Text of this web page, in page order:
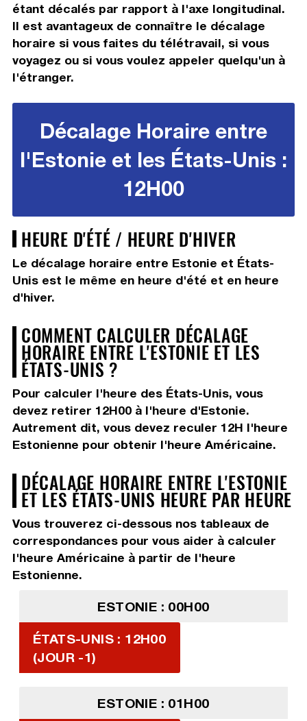
étant décalés par rapport à l'axe longitudinal.
Il est avantageux de connaître le décalage
horaire si vous faites du télétravail, si vous
voyagez ou si vous voulez appeler quelqu'un à
l'étranger.
Décalage Horaire entre
l'Estonie et les États-Unis :
12H00
HEURE D'ÉTÉ / HEURE D'HIVER
Le décalage horaire entre Estonie et États-
Unis est le même en heure d'été et en heure
d'hiver.
COMMENT CALCULER DÉCALAGE
HORAIRE ENTRE L'ESTONIE ET LES
ÉTATS-UNIS ?
Pour calculer l'heure des États-Unis, vous
devez retirer 12H00à l'heure d'Estonie.
Autrement dit, vous devez reculer 12H l'heure
Estonienne pour obtenir l'heure Américaine.
DÉCALAGE HORAIRE ENTRE L'ESTONIE
ET LES ÉTATS-UNIS HEURE PAR HEURE
Vous trouverez ci-dessous nos tableaux de
correspondances pour vous aider à calculer
l'heure Américaine à partir de l'heure
Estonienne.
ESTONIE : 00H00
ÉTATS-UNIS : 12H00
(JOUR -1)
ESTONIE : 01H00